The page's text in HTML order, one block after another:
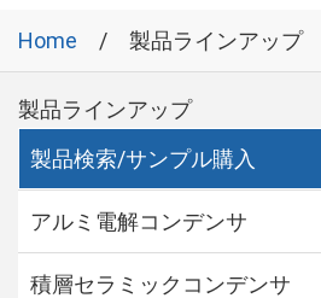
Home 製品ラインアップ
製品ラインアップ
製品検索/サンプル購入
アルミ電解コンデンサ
積層セラミックコンデンサ